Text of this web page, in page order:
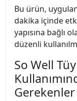
Bu ürün,
dakika içinde
yapısına bağlı
düzenli
So Well